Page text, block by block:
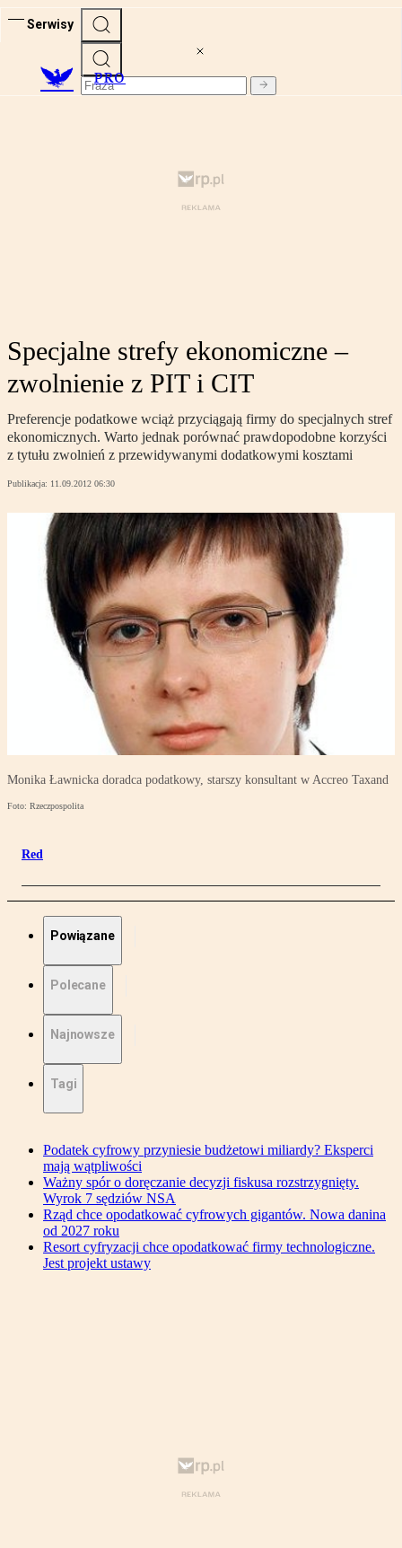
Serwisy
PRO
Specjalne strefy ekonomiczne –
zwolnienie z PIT i CIT
Preferencje podatkowe wciąż przyciągają firmy do specjalnych stref
ekonomicznych. Warto jednak porównać prawdopodobne korzyści
z tytułu zwolnień z przewidywanymi dodatkowymi kosztami
Publikacja: 11.09.2012 06:30
Monika Ławnicka doradca podatkowy, starszy konsultant w Accreo Taxand
Foto: Rzeczpospolita
Red
Powiązane
Polecane
Najnowsze
Tagi
Podatek cyfrowy przyniesie budżetowi miliardy? Eksperci
mają wątpliwości
Ważny spór o doręczanie decyzji fiskusa rozstrzygnięty.
Wyrok 7 sędziów NSA
Rząd chce opodatkować cyfrowych gigantów. Nowa danina
od 2027 roku
Resort cyfryzacji chce opodatkować firmy technologiczne.
Jest projekt ustawy